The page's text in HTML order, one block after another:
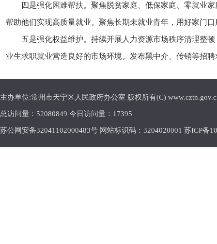
四是强化困难帮扶。聚焦脱贫家庭、低保家庭、零就业
帮助他们实现高质量就业。聚焦长期未就业青年，用好家门
五是强化权益维护。持续开展人力资源市场秩序清理整
业生求职就业营造良好的市场环境。发布黑中介、传销等招
主办单位:常州市天宁区人民政府办公室 版权所有(C)
总访问量： 52080849 今日访问量： 17395
苏公网安备32041102000483号 网站标识码：3204020001 苏ICP备